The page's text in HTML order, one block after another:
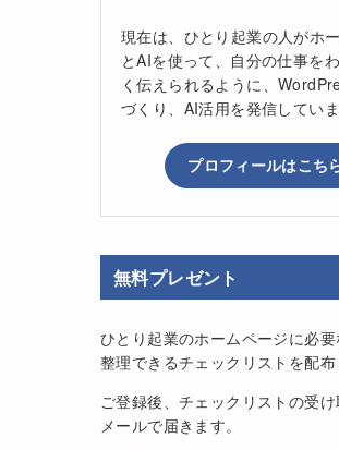
現在は、ひとり起業の人がホ
とAIを使って、自分の仕事を
く伝えられるように、
づくり、AI活用を発信していま
プロフィールはこち
無料プレゼント
ひとり起業のホームページに必
整理できるチェックリストを配布
ご登録後、チェックリストの受
メールで届きます。